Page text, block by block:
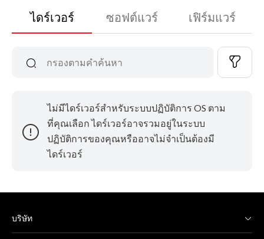
ไดร์เวอร์ ซอฟต์แวร์ เฟิร์มแวร์
ไม่มีไดร์เวอร์สำหรับระบบปฏิบัติการ OS ตาม
ที่คุณเลือก ไดร์เวอร์อาจรวมอยู่ในระบบ
ปฏิบัติการของคุณหรืออาจไม่จำเป็นต้องมี
ไดร์เวอร์
บริษัท